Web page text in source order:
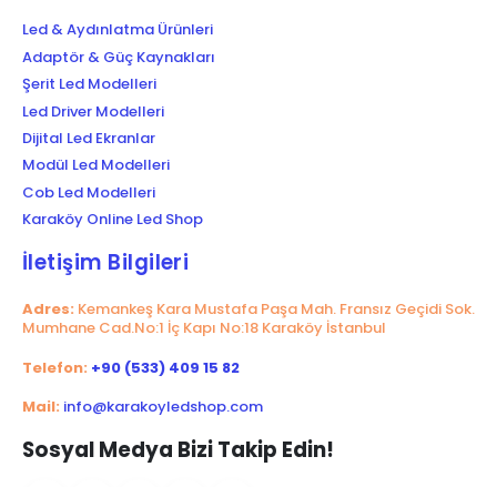
Led & Aydınlatma Ürünleri
Adaptör & Güç Kaynakları
Şerit Led Modelleri
Led Driver Modelleri
Dijital Led Ekranlar
Modül Led Modelleri
Cob Led Modelleri
Karaköy Online Led Shop
İletişim Bilgileri
Adres: Kemankeş Kara Mustafa Paşa Mah. Fransız Geçidi Sok.
Mumhane Cad.No:1 İç Kapı No:18 Karaköy İstanbul
Telefon: +90 (533) 409 15 82
Mail: info@karakoyledshop.com
Sosyal Medya Bizi Takip Edin!